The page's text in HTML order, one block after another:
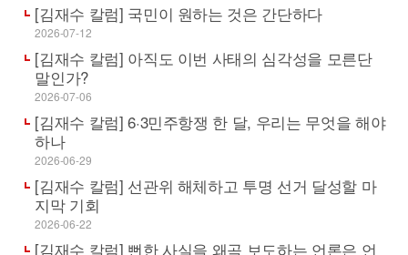
[김재수 칼럼] 국민이 원하는 것은 간단하다
2026-07-12
[김재수 칼럼] 아직도 이번 사태의 심각성을 모른단
말인가?
2026-07-06
[김재수 칼럼] 6·3민주항쟁 한 달, 우리는 무엇을 해야
하나
2026-06-29
[김재수 칼럼] 선관위 해체하고 투명 선거 달성할 마
지막 기회
2026-06-22
[김재수 칼럼] 뻔한 사실을 왜곡 보도하는 언론은 언